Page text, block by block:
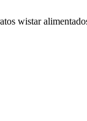
wistar